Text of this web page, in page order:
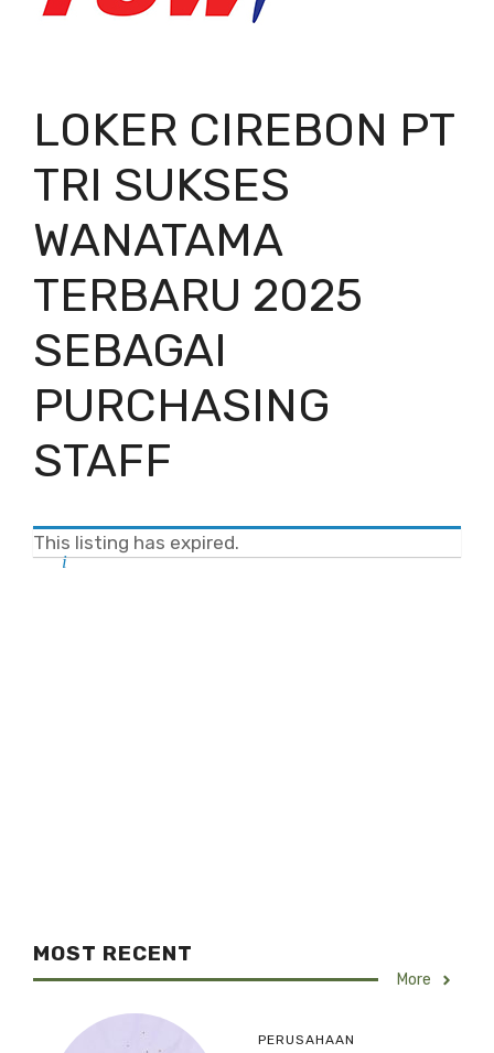
LOKER CIREBON PT
TRI SUKSES
WANATAMA
TERBARU 2025
SEBAGAI
PURCHASING
STAFF
This listing has expired.
MOST RECENT
More
PERUSAHAAN